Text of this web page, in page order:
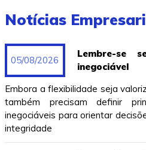
Notícias
05/08/2026
Lembre-se
inegociável
Embora a flexibilidade seja
também precisam definir
inegociáveis para orientar
integridade